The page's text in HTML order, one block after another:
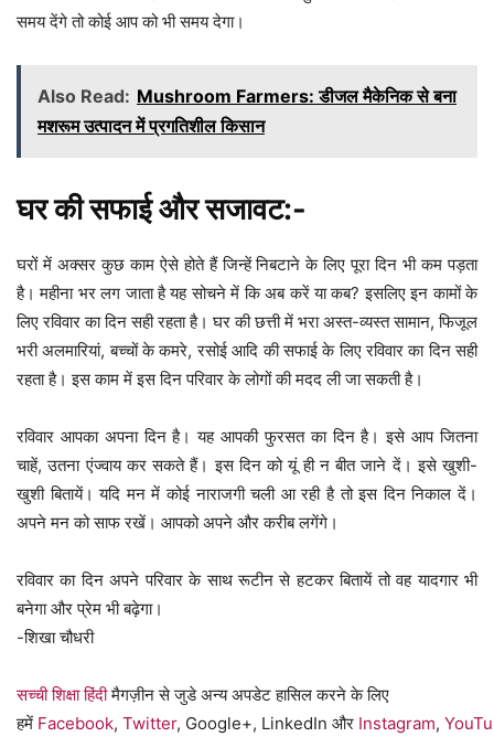
समय देंगे तो कोई आप को भी समय देगा।
Also Read: Mushroom Farmers: डीजल मैकेनिक से बना
मशरूम उत्पादन में प्रगतिशील किसान
घर की सफाई और सजावट:-
घरों में अक्सर कुछ काम ऐसे होते हैं जिन्हें निबटाने के लिए पूरा दिन भी कम पड़ता
है। महीना भर लग जाता है यह सोचने में कि अब करें या कब? इसलिए इन कामों के
लिए रविवार का दिन सही रहता है। घर की छत्ती में भरा अस्त-व्यस्त सामान, फिजूल
भरी अलमारियां, बच्चों के कमरे, रसोई आदि की सफाई के लिए रविवार का दिन सही
रहता है। इस काम में इस दिन परिवार के लोगों की मदद ली जा सकती है।
रविवार आपका अपना दिन है। यह आपकी फुरसत का दिन है। इसे आप जितना
चाहें, उतना एंज्वाय कर सकते हैं। इस दिन को यूं ही न बीत जाने दें। इसे खुशी-
खुशी बितायें। यदि मन में कोई नाराजगी चली आ रही है तो इस दिन निकाल दें।
अपने मन को साफ रखें। आपको अपने और करीब लगेंगे।
रविवार का दिन अपने परिवार के साथ रूटीन से हटकर बितायें तो वह यादगार भी
बनेगा और प्रेम भी बढ़ेगा।
-शिखा चौधरी
सच्ची शिक्षा हिंदीमैगज़ीन से जुडे अन्य अपडेट हासिल करने के लिए
हमें Facebook, Twitter, Google+, LinkedIn और Instagram,